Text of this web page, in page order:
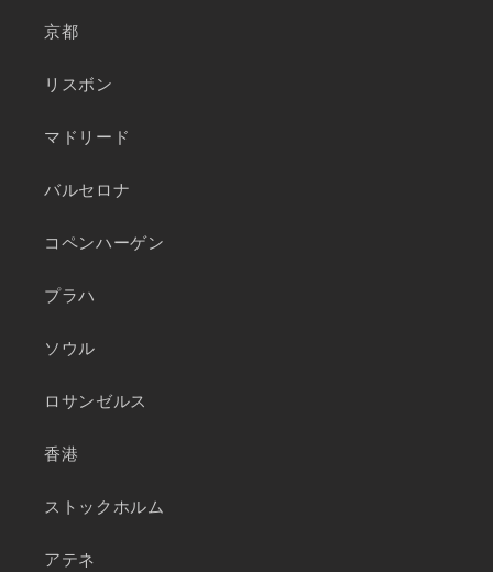
京都
リスボン
マドリード
バルセロナ
コペンハーゲン
プラハ
ソウル
ロサンゼルス
香港
ストックホルム
アテネ